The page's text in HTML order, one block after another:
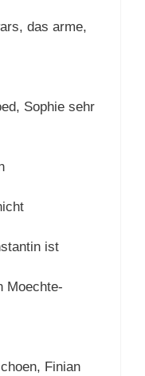
das arme,
Sophie sehr
ist
Moechte-
Finian